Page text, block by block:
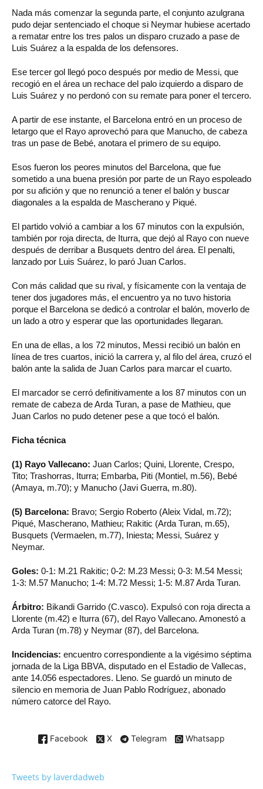
Nada más comenzar la segunda parte, el conjunto azulgrana
pudo dejar sentenciado el choque si Neymar hubiese acertado
a rematar entre los tres palos un disparo cruzado a pase de
Luis Suárez a la espalda de los defensores.
Ese tercer gol llegó poco después por medio de Messi, que
recogió en el área un rechace del palo izquierdo a disparo de
Luis Suárez y no perdonó con su remate para poner el tercero.
A partir de ese instante, el Barcelona entró en un proceso de
letargo que el Rayo aprovechó para que Manucho, de cabeza
tras un pase de Bebé, anotara el primero de su equipo.
Esos fueron los peores minutos del Barcelona, que fue
sometido a una buena presión por parte de un Rayo espoleado
por su afición y que no renunció a tener el balón y buscar
diagonales a la espalda de Mascherano y Piqué.
El partido volvió a cambiar a los 67 minutos con la expulsión,
también por roja directa, de Iturra, que dejó al Rayo con nueve
después de derribar a Busquets dentro del área. El penalti,
lanzado por Luis Suárez, lo paró Juan Carlos.
Con más calidad que su rival, y físicamente con la ventaja de
tener dos jugadores más, el encuentro ya no tuvo historia
porque el Barcelona se dedicó a controlar el balón, moverlo de
un lado a otro y esperar que las oportunidades llegaran.
En una de ellas, a los 72 minutos, Messi recibió un balón en
línea de tres cuartos, inició la carrera y, al filo del área, cruzó el
balón ante la salida de Juan Carlos para marcar el cuarto.
El marcador se cerró definitivamente a los 87 minutos con un
remate de cabeza de Arda Turan, a pase de Mathieu, que
Juan Carlos no pudo detener pese a que tocó el balón.
Ficha técnica
(1) Rayo Vallecano: Juan Carlos; Quini, Llorente, Crespo,
Tito; Trashorras, Iturra; Embarba, Piti (Montiel, m.56), Bebé
(Amaya, m.70); y Manucho (Javi Guerra, m.80).
(5) Barcelona: Bravo; Sergio Roberto (Aleix Vidal, m.72);
Piqué, Mascherano, Mathieu; Rakitic (Arda Turan, m.65),
Busquets (Vermaelen, m.77), Iniesta; Messi, Suárez y
Neymar.
Goles: 0-1: M.21 Rakitic; 0-2: M.23 Messi; 0-3: M.54 Messi;
1-3: M.57 Manucho; 1-4: M.72 Messi; 1-5: M.87 Arda Turan.
Árbitro: Bikandi Garrido (C.vasco). Expulsó con roja directa a
Llorente (m.42) e Iturra (67), del Rayo Vallecano. Amonestó a
Arda Turan (m.78) y Neymar (87), del Barcelona.
Incidencias: encuentro correspondiente a la vigésimo séptima
jornada de la Liga BBVA, disputado en el Estadio de Vallecas,
ante 14.056 espectadores. Lleno. Se guardó un minuto de
silencio en memoria de Juan Pablo Rodríguez, abonado
número catorce del Rayo.
Facebook X Telegram Whatsapp
Tweets by laverdadweb